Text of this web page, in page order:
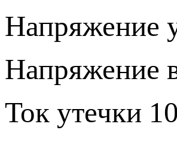
Напряжение
Напряжение
Ток утечки